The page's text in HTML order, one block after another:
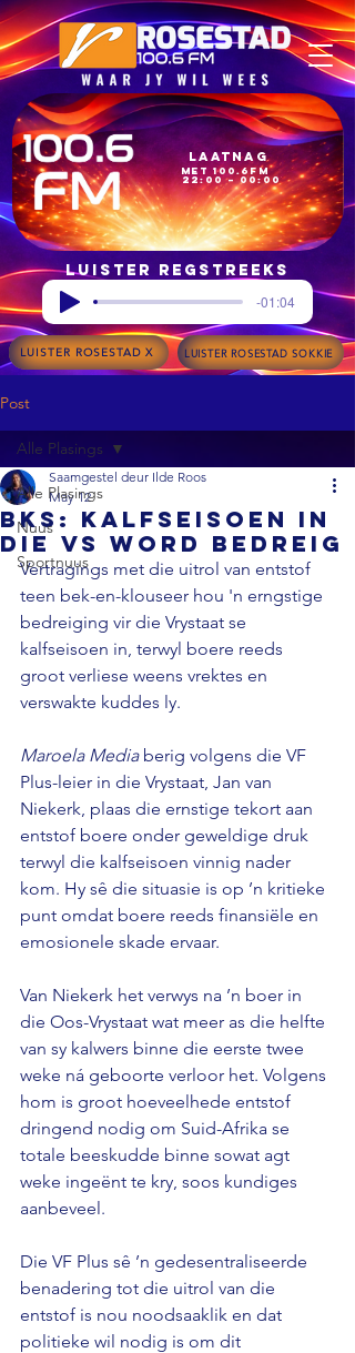
22:00 – 00:00
met 100.6FM
Laatnag
Luister regstreeks
-01:04
LUISTER ROSESTAD X LUISTER ROSESTAD SOKKIE
Post
Alle Plasings
Nuus
Sportnuus
Alle Plasings
BKS: Kalfseisoen in
die VS word bedreig
Saamgestel deur Ilde Roos
May 12
Vertragings met die uitrol van entstof
teen bek-en-klouseer hou 'n erngstige
bedreiging vir die Vrystaat se
kalfseisoen in, terwyl boere reeds
groot verliese weens vrektes en
verswakte kuddes ly.
Maroela Media berig volgens die VF
Plus-leier in die Vrystaat, Jan van
Niekerk, plaas die ernstige tekort aan
entstof boere onder geweldige druk
terwyl die kalfseisoen vinnig nader
kom. Hy sê die situasie is op ’n kritieke
punt omdat boere reeds finansiële en
emosionele skade ervaar.
Van Niekerk het verwys na ’n boer in
die Oos-Vrystaat wat meer as die helfte
van sy kalwers binne die eerste twee
weke ná geboorte verloor het. Volgens
hom is groot hoeveelhede entstof
dringend nodig om Suid-Afrika se
totale beeskudde binne sowat agt
weke ingeënt te kry, soos kundiges
aanbeveel.
Die VF Plus sê ’n gedesentraliseerde
benadering tot die uitrol van die
entstof is nou noodsaaklik en dat
politieke wil nodig is om dit